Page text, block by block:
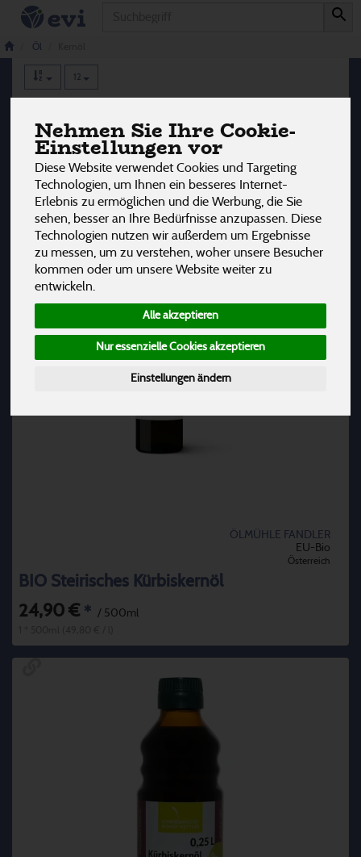
Nehmen Sie Ihre Cookie-
Einstellungen vor
Diese Website verwendet Cookies und Targeting
Technologien, um Ihnen ein besseres Internet-
Erlebnis zu ermöglichen und die Werbung, die Sie
sehen, besser an Ihre Bedürfnisse anzupassen. Diese
Technologien nutzen wir außerdem um Ergebnisse
zu messen, um zu verstehen, woher unsere Besucher
kommen oder um unsere Website weiter zu
entwickeln.
Alle akzeptieren
Nur essenzielle Cookies akzeptieren
Einstellungen ändern
Öl
Kernöl
12
ÖLMÜHLE FANDLER
EU-Bio
Österreich
BIO Steirisches Kürbiskernöl
24,90 € * / 500ml